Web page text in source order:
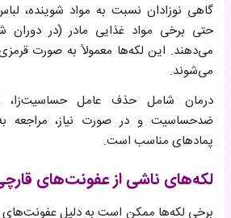
گاهی نوزادان نسبت به مواد شوینده،
حتی برخی مواد غذایی مادر (در
می‌دهند. این لکه‌ها معمولاً به صورت
می‌شوند.
درمان شامل حذف عامل حساسیت‌زا،
ضدحساسیت و در صورت نیاز، مراجعه
پمادهای مناسب است.
لکه‌های ناشی از عفونت‌های قارچی
برخی لکه‌ها ممکن است به دلیل عفونت‌های